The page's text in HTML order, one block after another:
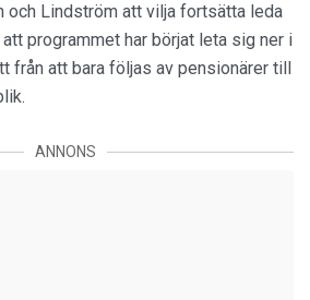
och Lindström att vilja fortsätta leda
att programmet har börjat leta sig ner i
från att bara följas av pensionärer till
ANNONS